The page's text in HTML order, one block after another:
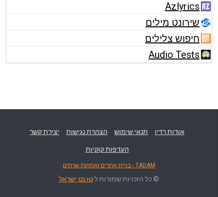
Azlyrics
שירונט מילים
חיפוש צלילים
Audio Tests
אודות רדיו תנאי שימוש הצהרת נגישות יצירת קשר
העדפות קוקיות
TADAM - בניית אתרים ואחזקת שרתים
© כל הזכויות שמורות לטו נט ישראל